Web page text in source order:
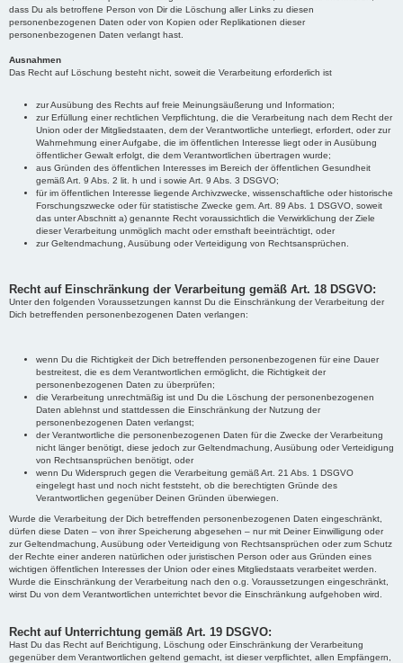
dass Du als betroffene Person von Dir die Löschung aller Links zu diesen
personenbezogenen Daten oder von Kopien oder Replikationen dieser
personenbezogenen Daten verlangt hast.
Ausnahmen
Das Recht auf Löschung besteht nicht, soweit die Verarbeitung erforderlich ist
zur Ausübung des Rechts auf freie Meinungsäußerung und Information;
zur Erfüllung einer rechtlichen Verpflichtung, die die Verarbeitung nach dem Recht der
Union oder der Mitgliedstaaten, dem der Verantwortliche unterliegt, erfordert, oder zur
Wahrnehmung einer Aufgabe, die im öffentlichen Interesse liegt oder in Ausübung
öffentlicher Gewalt erfolgt, die dem Verantwortlichen übertragen wurde;
aus Gründen des öffentlichen Interesses im Bereich der öffentlichen Gesundheit
gemäß Art. 9 Abs. 2 lit. h und i sowie Art. 9 Abs. 3 DSGVO;
für im öffentlichen Interesse liegende Archivzwecke, wissenschaftliche oder historische
Forschungszwecke oder für statistische Zwecke gem. Art. 89 Abs. 1 DSGVO, soweit
das unter Abschnitt a) genannte Recht voraussichtlich die Verwirklichung der Ziele
dieser Verarbeitung unmöglich macht oder ernsthaft beeinträchtigt, oder
zur Geltendmachung, Ausübung oder Verteidigung von Rechtsansprüchen.
Recht auf Einschränkung der Verarbeitung gemäß Art. 18 DSGVO:
Unter den folgenden Voraussetzungen kannst Du die Einschränkung der Verarbeitung der
Dich betreffenden personenbezogenen Daten verlangen:
wenn Du die Richtigkeit der Dich betreffenden personenbezogenen für eine Dauer
bestreitest, die es dem Verantwortlichen ermöglicht, die Richtigkeit der
personenbezogenen Daten zu überprüfen;
die Verarbeitung unrechtmäßig ist und Du die Löschung der personenbezogenen
Daten ablehnst und stattdessen die Einschränkung der Nutzung der
personenbezogenen Daten verlangst;
der Verantwortliche die personenbezogenen Daten für die Zwecke der Verarbeitung
nicht länger benötigt, diese jedoch zur Geltendmachung, Ausübung oder Verteidigung
von Rechtsansprüchen benötigt, oder
wenn Du Widerspruch gegen die Verarbeitung gemäß Art. 21 Abs. 1 DSGVO
eingelegt hast und noch nicht feststeht, ob die berechtigten Gründe des
Verantwortlichen gegenüber Deinen Gründen überwiegen.
Wurde die Verarbeitung der Dich betreffenden personenbezogenen Daten eingeschränkt,
dürfen diese Daten – von ihrer Speicherung abgesehen – nur mit Deiner Einwilligung oder
zur Geltendmachung, Ausübung oder Verteidigung von Rechtsansprüchen oder zum Schutz
der Rechte einer anderen natürlichen oder juristischen Person oder aus Gründen eines
wichtigen öffentlichen Interesses der Union oder eines Mitgliedstaats verarbeitet werden.
Wurde die Einschränkung der Verarbeitung nach den o.g. Voraussetzungen eingeschränkt,
wirst Du von dem Verantwortlichen unterrichtet bevor die Einschränkung aufgehoben wird.
Recht auf Unterrichtung gemäß Art. 19 DSGVO:
Hast Du das Recht auf Berichtigung, Löschung oder Einschränkung der Verarbeitung
gegenüber dem Verantwortlichen geltend gemacht, ist dieser verpflichtet, allen Empfängern,